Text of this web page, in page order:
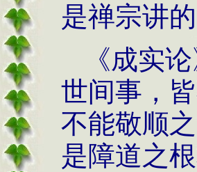
是禅宗讲
《成实
世间事，
不能敬顺
是障道之